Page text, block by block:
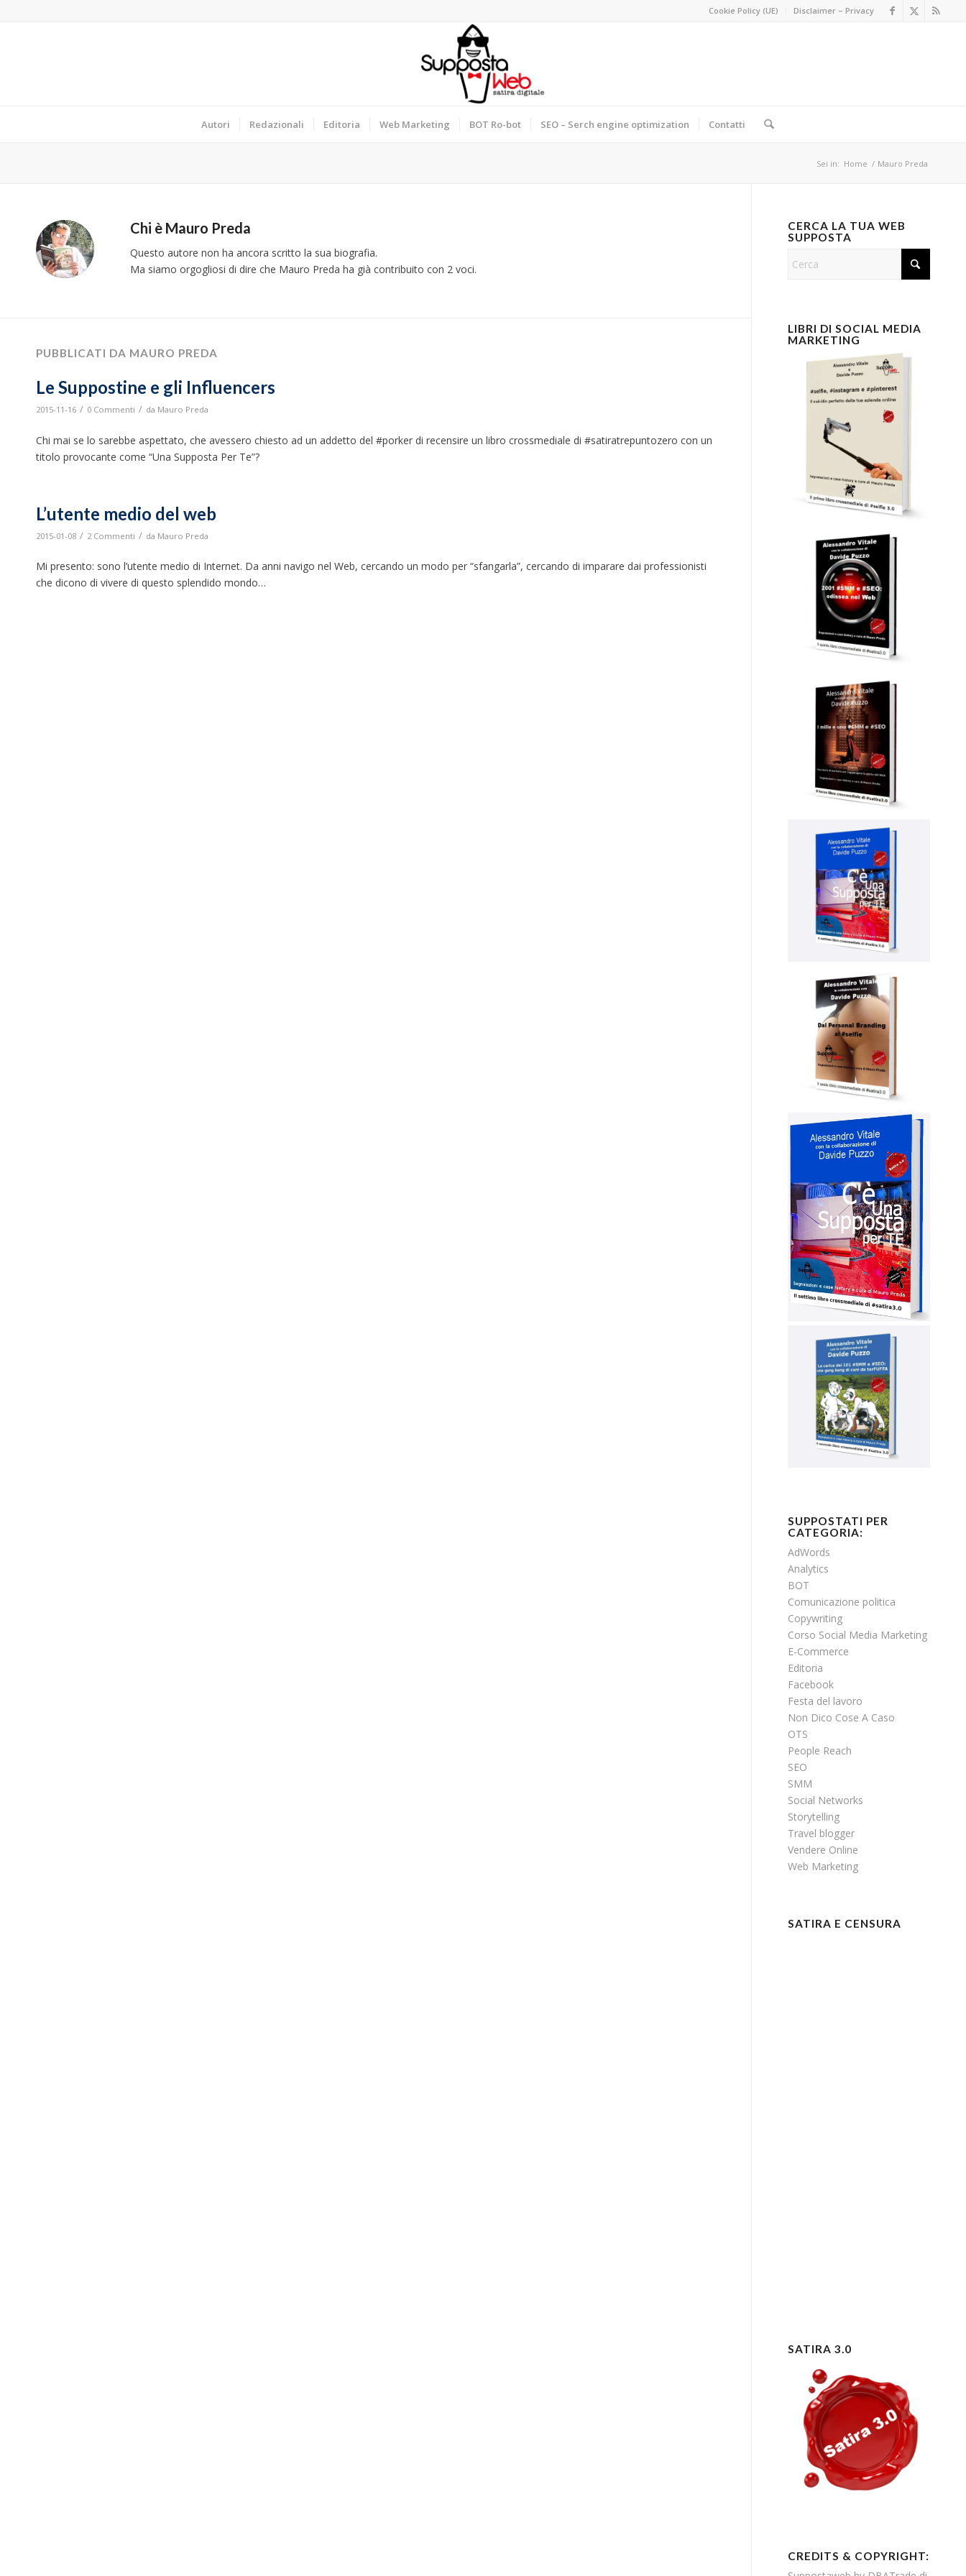
Cookie Policy (UE) Disclaimer – Privacy
Autori Redazionali Editoria Web Marketing BOT Ro-bot SEO – Serch engine optimization Contatti
Sei in: Home / Mauro Preda
Chi è Mauro Preda
Questo autore non ha ancora scritto la sua biografia.
Ma siamo orgogliosi di dire che Mauro Preda ha già contribuito con 2 voci.
PUBBLICATI DA MAURO PREDA
Le Suppostine e gli Influencers
2015-11-16 / 0 Commenti / da Mauro Preda
Chi mai se lo sarebbe aspettato, che avessero chiesto ad un addetto del #porker di recensire un libro crossmediale di #satiratrepuntozero con un
titolo provocante come “Una Supposta Per Te”?
L’utente medio del web
2015-01-08 / 2 Commenti / da Mauro Preda
Mi presento: sono l’utente medio di Internet. Da anni navigo nel Web, cercando un modo per “sfangarla”, cercando di imparare dai professionisti
che dicono di vivere di questo splendido mondo…
CERCA LA TUA WEB
SUPPOSTA
LIBRI DI SOCIAL MEDIA
MARKETING
SUPPOSTATI PER
CATEGORIA:
AdWords
Analytics
BOT
Comunicazione politica
Copywriting
Corso Social Media Marketing
E-Commerce
Editoria
Facebook
Festa del lavoro
Non Dico Cose A Caso
OTS
People Reach
SEO
SMM
Social Networks
Storytelling
Travel blogger
Vendere Online
Web Marketing
SATIRA E CENSURA
SATIRA 3.0
CREDITS & COPYRIGHT: